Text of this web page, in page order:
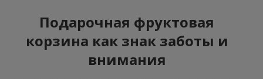
Подарочная фруктовая
корзина как знак заботы и
внимания